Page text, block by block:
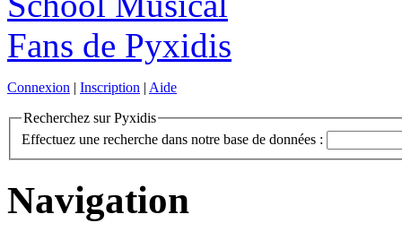
Connexion | Inscription | Aide
Recherchez sur Pyxidis
Effectuez une recherche dans notre base de données :
Navigation